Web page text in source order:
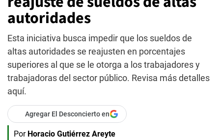
autoridades
Esta iniciativa busca impedir que los sueldos de
altas autoridades se reajusten en porcentajes
superiores al que se le otorga a los trabajadores y
trabajadoras del sector público. Revisa más detalles
aquí.
Agregar El Desconcierto en
Por Horacio Gutiérrez Areyte